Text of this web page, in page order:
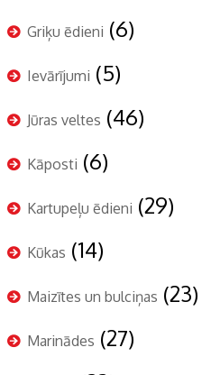
Griķu ēdieni (6)
Ievārījumi (5)
Jūras veltes (46)
Kāposti (6)
Kartupeļu ēdieni (29)
Kūkas (14)
Maizītes un bulciņas (23)
Marinādes (27)